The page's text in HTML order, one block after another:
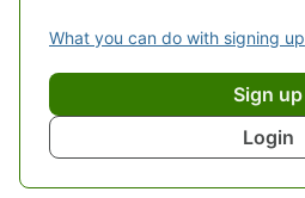
What you can do with signing up
Sign up
Login